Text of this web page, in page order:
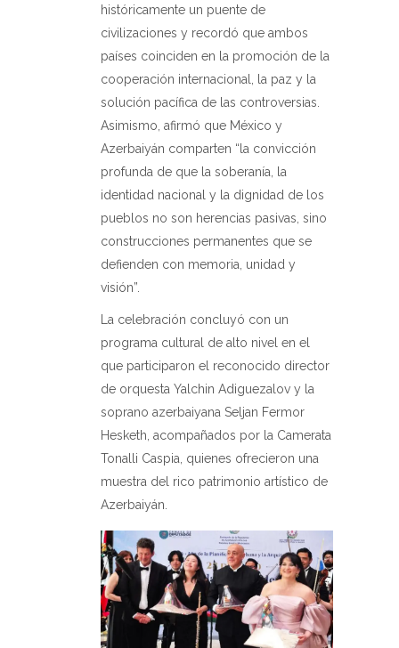
históricamente un puente de
civilizaciones y recordó que ambos
países coinciden en la promoción de la
cooperación internacional, la paz y la
solución pacífica de las controversias.
Asimismo, afirmó que México y
Azerbaiyán comparten “la convicción
profunda de que la soberanía, la
identidad nacional y la dignidad de los
pueblos no son herencias pasivas, sino
construcciones permanentes que se
defienden con memoria, unidad y
visión”.
La celebración concluyó con un
programa cultural de alto nivel en el
que participaron el reconocido director
de orquesta Yalchin Adiguezalov y la
soprano azerbaiyana Seljan Fermor
Hesketh, acompañados por la Camerata
Tonalli Caspia, quienes ofrecieron una
muestra del rico patrimonio artístico de
Azerbaiyán.